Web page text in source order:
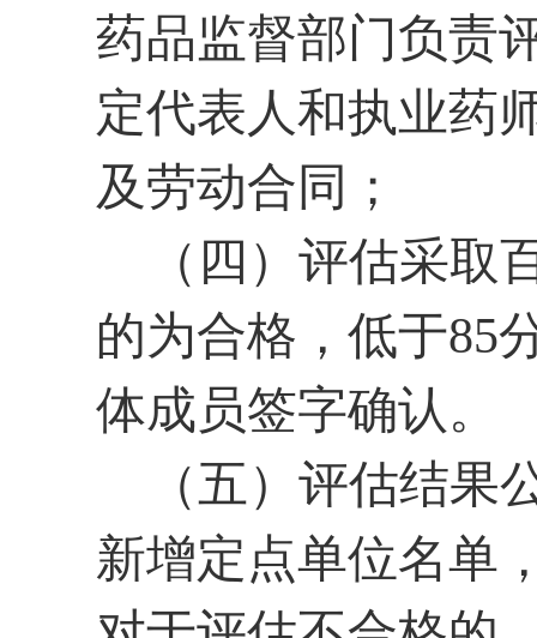
药品监督部门负责
定代表人和执业药
及劳动合同；
（四）评估采取
的为合格，低于85
体成员签字确认。
（五）评估结
新增定点单位名单